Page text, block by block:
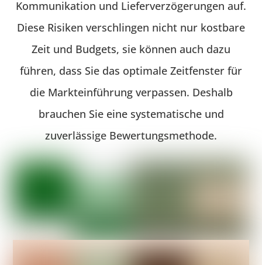
Kommunikation und Lieferverzögerungen auf.
Diese Risiken verschlingen nicht nur kostbare
Zeit und Budgets, sie können auch dazu
führen, dass Sie das optimale Zeitfenster für
die Markteinführung verpassen. Deshalb
brauchen Sie eine systematische und
zuverlässige Bewertungsmethode.